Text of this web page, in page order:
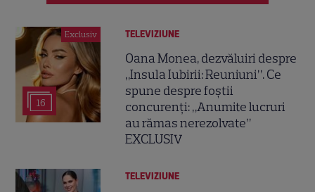
Exclusiv
16
TELEVIZIUNE
Oana Monea, dezvăluiri despre
„Insula Iubirii: Reuniuni”. Ce
spune despre foștii
concurenți: „Anumite lucruri
au rămas nerezolvate”
EXCLUSIV
TELEVIZIUNE